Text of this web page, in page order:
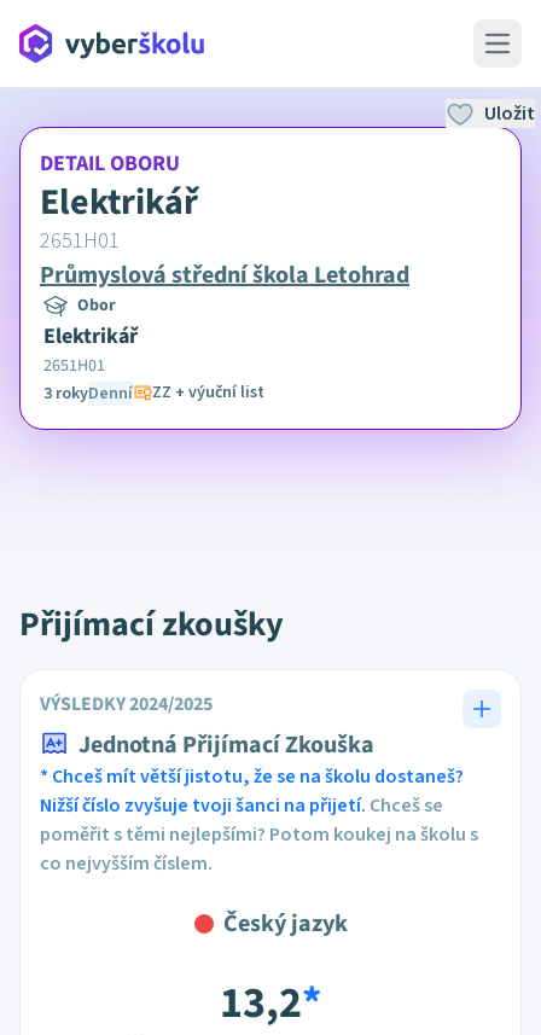
Open
DETAIL OBORU
Elektrikář
2651H01
Průmyslová střední škola Letohrad
Obor
Elektrikář
2651H01
3 rokyDenní ZZ + výuční list
Uložit
Přijímací zkoušky
VÝSLEDKY 2024/2025
Jednotná Přijímací Zkouška
* Chceš mít větší jistotu, že se na školu dostaneš?
Nižší číslo zvyšuje tvoji šanci na přijetí. Chceš se
poměřit s těmi nejlepšími? Potom koukej na školu s
co nejvyšším číslem.
Český jazyk
13,2*